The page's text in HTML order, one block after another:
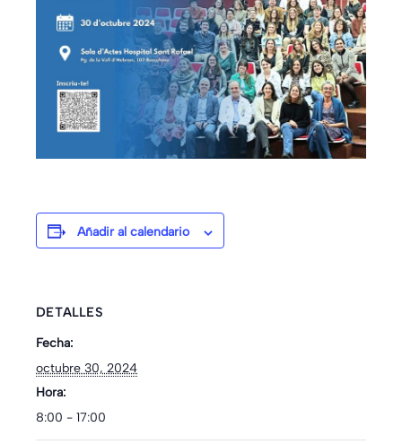
Añadir al calendario
DETALLES
Fecha:
octubre 30, 2024
Hora:
8:00 - 17:00